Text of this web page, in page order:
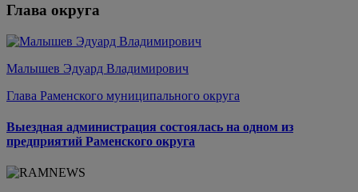
Глава округа
Малышев Эдуард Владимирович
Глава Раменского муниципального округа
Выездная администрация состоялась на одном из
предприятий Раменского округа